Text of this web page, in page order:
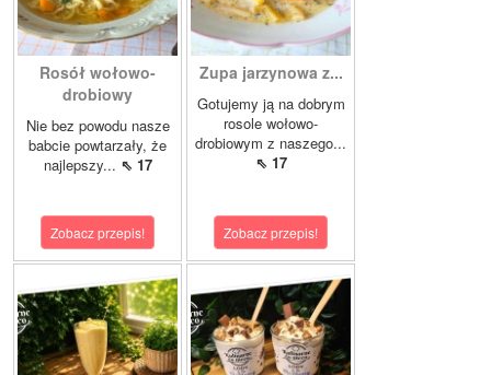
Rosół wołowo-
drobiowy
Nie bez powodu nasze
babcie powtarzały, że
najlepszy... ⇖ 17
Zobacz przepis!
Zupa jarzynowa z...
Gotujemy ją na dobrym
rosole wołowo-
drobiowym z naszego...
⇖ 17
Zobacz przepis!